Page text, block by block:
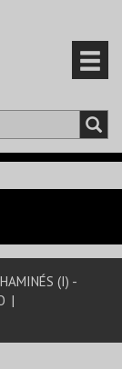
(I) -
|